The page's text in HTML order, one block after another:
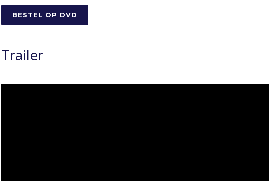
BESTEL OP DVD
Trailer